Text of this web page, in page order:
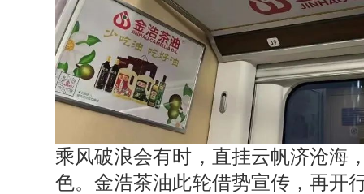
乘风破浪会有时，直挂云帆济沧海
色。金浩茶油此轮借势宣传，再开